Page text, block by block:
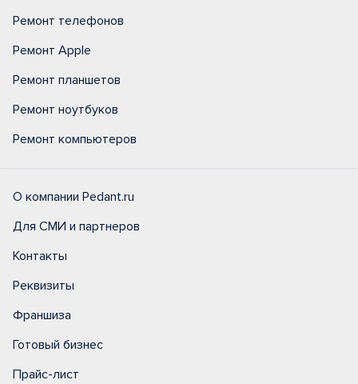
Ремонт телефонов
Ремонт Apple
Ремонт планшетов
Ремонт ноутбуков
Ремонт компьютеров
О компании Pedant.ru
Для СМИ и партнеров
Контакты
Реквизиты
Франшиза
Готовый бизнес
Прайс-лист